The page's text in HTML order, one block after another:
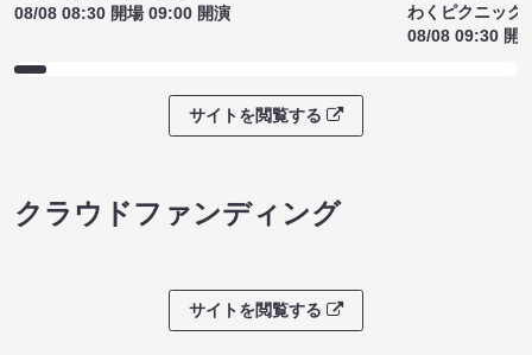
08/08 08:30 開場 09:00 開演
わくピクニック
08/08 09:30 開
サイトを閲覧する
クラウドファンディング
サイトを閲覧する